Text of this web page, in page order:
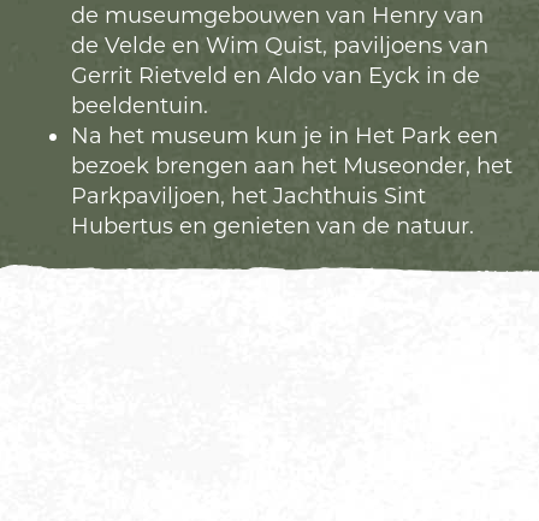
de museumgebouwen van Henry van
de Velde en Wim Quist, paviljoens van
Gerrit Rietveld en Aldo van Eyck in de
beeldentuin.
Na het museum kun je in Het Park een
bezoek brengen aan het Museonder, het
Parkpaviljoen, het Jachthuis Sint
Hubertus en genieten van de natuur.